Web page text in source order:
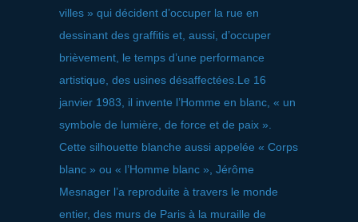
villes » qui décident d’occuper la rue en
dessinant des graffitis et, aussi, d’occuper
brièvement, le temps d’une performance
artistique, des usines désaffectées.Le 16
janvier 1983, il invente l’Homme en blanc, « un
symbole de lumière, de force et de paix ».
Cette silhouette blanche aussi appelée « Corps
blanc » ou « l’Homme blanc », Jérôme
Mesnager l’a reproduite à travers le monde
entier, des murs de Paris à la muraille de